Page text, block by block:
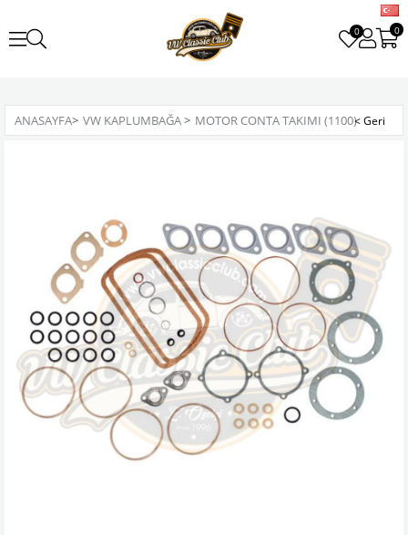
0 0
ANASAYFA> VW KAPLUMBAĞA> MOTOR CONTA TAKIMI (1100)